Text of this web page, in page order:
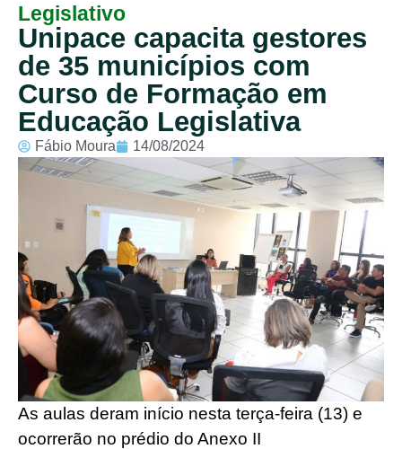
Legislativo
Unipace capacita gestores
de 35 municípios com
Curso de Formação em
Educação Legislativa
Fábio Moura 14/08/2024
As aulas deram início nesta terça-feira (13) e
ocorrerão no prédio do Anexo II